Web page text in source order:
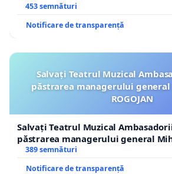
453 semnături
Notificare de transparență
Salvați Teatrul Muzical
păstrarea managerului
ROGOJAN
Salvați Teatrul Muzical
păstrarea managerului general
ROGOJAN
389 semnături
Notificare de transparență